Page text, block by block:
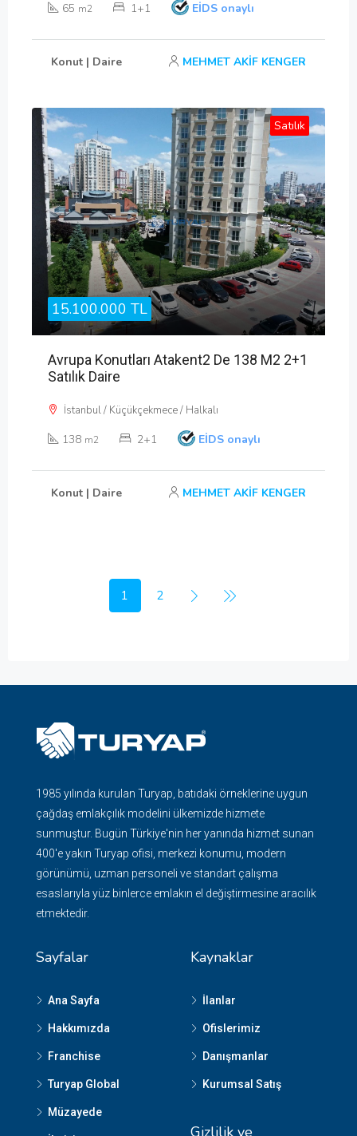
65 m2 1+1 EİDS onaylı
Konut | Daire MEHMET AKİF KENGER
Satılık
15.100.000 TL
Avrupa Konutları Atakent2 De 138 M2 2+1
Satılık Daire
İstanbul / Küçükçekmece / Halkalı
138 m2 2+1 EİDS onaylı
Konut | Daire MEHMET AKİF KENGER
1 2
1985 yılında kurulan Turyap, batıdaki örneklerine uygun
çağdaş emlakçılık modelini ülkemizde hizmete
sunmuştur. Bugün Türkiye'nin her yanında hizmet sunan
400'e yakın Turyap ofisi, merkezi konumu, modern
görünümü, uzman personeli ve standart çalışma
esaslarıyla yüz binlerce emlakın el değiştirmesine aracılık
etmektedir.
Sayfalar
Ana Sayfa
Hakkımızda
Franchise
Turyap Global
Müzayede
Kaynaklar
İlanlar
Ofislerimiz
Danışmanlar
Kurumsal Satış
Gizlilik ve